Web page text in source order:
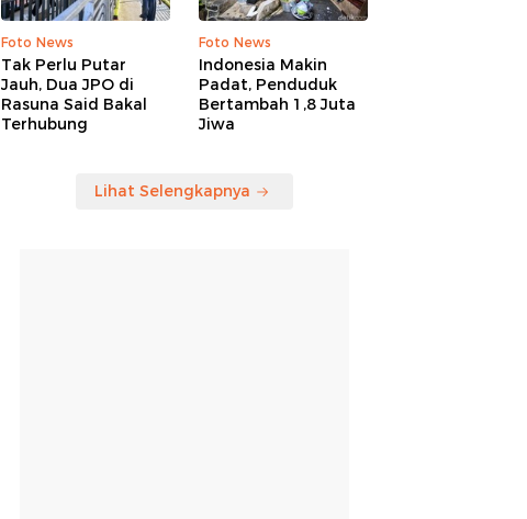
Foto News
Tak Perlu Putar
Jauh, Dua JPO di
Rasuna Said Bakal
Terhubung
Foto News
Indonesia Makin
Padat, Penduduk
Bertambah 1,8 Juta
Jiwa
Lihat Selengkapnya